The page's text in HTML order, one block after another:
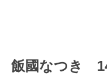
飯國なつき